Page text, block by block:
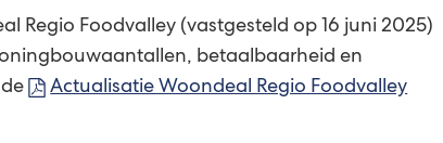
Regio Foodvalley (vastgesteld op 16 juni 2025)
betaalbaarheid en
Actualisatie Woondeal Regio Foodvalley